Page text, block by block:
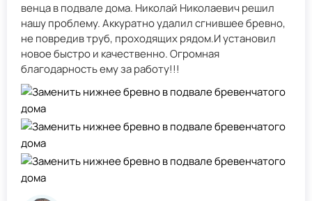
венца в подвале дома. Николай Николаевич решил
нашу проблему. Аккуратно удалил сгнившее бревно,
не повредив труб, проходящих рядом.И установил
новое быстро и качественно. Огромная
благодарность ему за работу!!!